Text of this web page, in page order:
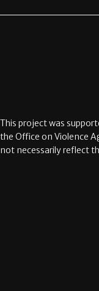
This project was
the Office on Violence
not necessarily reflect